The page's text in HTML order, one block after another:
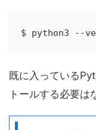
$ python3 --
既に入っている
トールする必要は